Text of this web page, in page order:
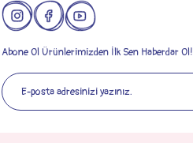
Abone Ol Ürünlerimizden İlk Sen Haberdar Ol!